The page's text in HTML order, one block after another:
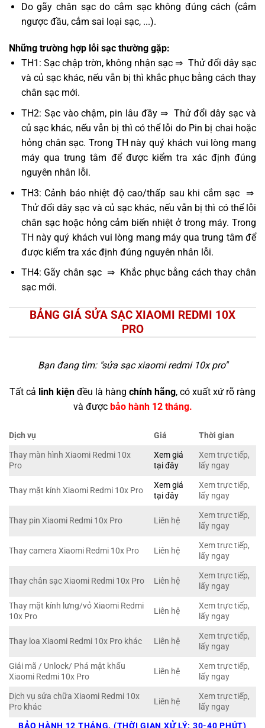
Do gãy chân sạc do cắm sạc không đúng cách (cắm
ngược đầu, cắm sai loại sạc, ...).
Những trường hợp lỗi sạc thường gặp:
TH1: Sạc chập trờn, không nhận sạc ⇒ Thử đổi dây sạc
và củ sạc khác, nếu vẫn bị thì khắc phục bằng cách thay
chân sạc mới.
TH2: Sạc vào chậm, pin lâu đầy ⇒ Thử đổi dây sạc và
củ sạc khác, nếu vẫn bị thì có thể lỗi do Pin bị chai hoặc
hỏng chân sạc. Trong TH này quý khách vui lòng mang
máy qua trung tâm để được kiểm tra xác định đúng
nguyên nhân lỗi.
TH3: Cảnh báo nhiệt độ cao/thấp sau khi cắm sạc ⇒
Thử đổi dây sạc và củ sạc khác, nếu vẫn bị thì có thể lỗi
chân sạc hoặc hỏng cảm biến nhiệt ở trong máy. Trong
TH này quý khách vui lòng mang máy qua trung tâm để
được kiểm tra xác định đúng nguyên nhân lỗi.
TH4: Gãy chân sạc ⇒ Khắc phục bằng cách thay chân
sạc mới.
BẢNG GIÁ SỬA SẠC XIAOMI REDMI 10X
PRO
Bạn đang tìm: "sửa sạc xiaomi redmi 10x pro"
Tất cả linh kiện đều là hàng chính hãng, có xuất xứ rõ ràng
và được bảo hành 12 tháng.
Dịch vụ Giá
Thời gian
Thay màn hình Xiaomi Redmi 10x
Pro
Xem giá
tại đây
Xem trực tiếp,
lấy ngay
Thay mặt kính Xiaomi Redmi 10x Pro
Xem giá
tại đây
Xem trực tiếp,
lấy ngay
Thay pin Xiaomi Redmi 10x Pro Liên hệ
Xem trực tiếp,
lấy ngay
Thay camera Xiaomi Redmi 10x Pro Liên hệ
Xem trực tiếp,
lấy ngay
Thay chân sạc Xiaomi Redmi 10x Pro Liên hệ
Xem trực tiếp,
lấy ngay
Thay mặt kính lưng/vỏ Xiaomi Redmi
10x Pro
Liên hệ
Xem trực tiếp,
lấy ngay
Thay loa Xiaomi Redmi 10x Pro khác Liên hệ
Xem trực tiếp,
lấy ngay
Giải mã / Unlock/ Phá mật khẩu
Xiaomi Redmi 10x Pro
Liên hệ
Xem trực tiếp,
lấy ngay
Dịch vụ sửa chữa Xiaomi Redmi 10x
Pro khác
Liên hệ
Xem trực tiếp,
lấy ngay
BẢO HÀNH 12 THÁNG. (THỜI GIAN XỬ LÝ: 30-40 PHÚT)